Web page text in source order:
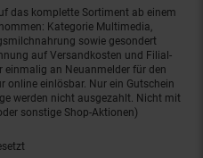
das komplette Sortiment ab einem
Kategorie Multimedia,
sowie gesondert
auf Versandkosten und Filial-
einmalig an Neuanmelder für den
online einlösbar. Nur ein Gutschein
werden nicht ausgezahlt. Nicht mit
sonstige Shop-Aktionen)